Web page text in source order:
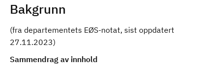
Bakgrunn
(fra departementets EØS-notat, sist oppdatert
27.11.2023)
Sammendrag av innhold